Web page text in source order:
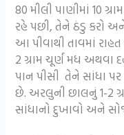
80 મીલી પાણીમાં 10
રહે પછી, તેને ઠંડુ કરો
આ પીવાથી તાવમાં
2 ગ્રામ ચૂર્ણ મધ અથવા
પાન પીસી તેને સાંધા પર
છે. અરલુની છાલનું 1-2
સાંધાનો દુખાવો અને